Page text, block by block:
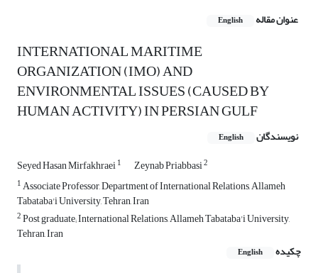
عنوان مقاله English
INTERNATIONAL MARITIME
ORGANIZATION (IMO) AND
ENVIRONMENTAL ISSUES (CAUSED BY
HUMAN ACTIVITY) IN PERSIAN GULF
نویسندگان English
Seyed Hasan Mirfakhraei1 Zeynab Priabbasi2
1Associate Professor, Department of International Relations, Allameh
Tabataba'i University, Tehran, Iran
2Post graduate; International Relations, Allameh Tabataba'i University,
Tehran, Iran
چکیده
English